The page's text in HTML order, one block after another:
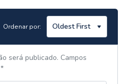
Ordenar por:
será publicado. Campos
*